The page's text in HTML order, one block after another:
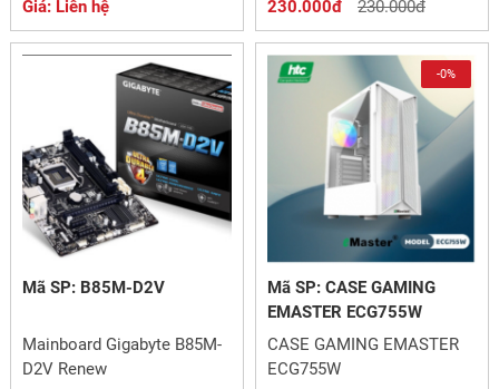
Giá: Liên hệ
230.000đ
230.000đ
Mã SP: B85M-D2V
Mainboard Gigabyte B85M-
D2V Renew
-0%
Mã SP: CASE GAMING
EMASTER ECG755W
CASE GAMING EMASTER
ECG755W